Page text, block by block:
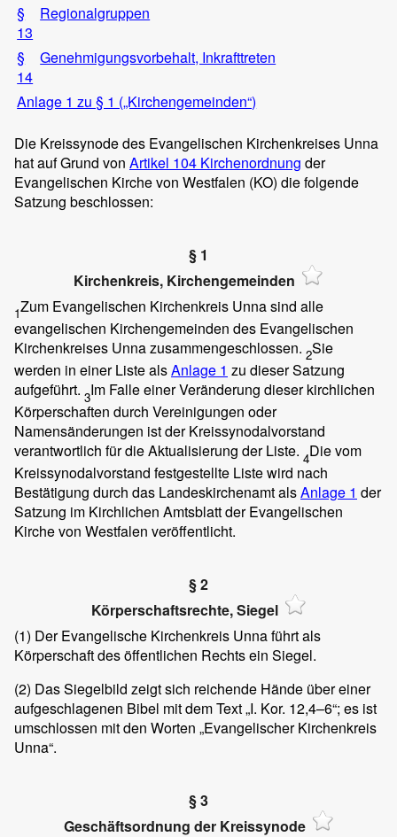
§
13
Regionalgruppen
§
14
Genehmigungsvorbehalt, Inkrafttreten
Anlage 1 zu § 1 („Kirchengemeinden“)
Die Kreissynode des Evangelischen Kirchenkreises Unna
hat auf Grund von Artikel 104 Kirchenordnung der
Evangelischen Kirche von Westfalen (KO) die folgende
Satzung beschlossen:
§ 1
Kirchenkreis, Kirchengemeinden
1Zum Evangelischen Kirchenkreis Unna sind alle
evangelischen Kirchengemeinden des Evangelischen
Kirchenkreises Unna zusammengeschlossen. 2Sie
werden in einer Liste alsAnlage 1 zu dieser Satzung
aufgeführt. 3Im Falle einer Veränderung dieser kirchlichen
Körperschaften durch Vereinigungen oder
Namensänderungen ist der Kreissynodalvorstand
verantwortlich für die Aktualisierung der Liste. 4Die vom
Kreissynodalvorstand festgestellte Liste wird nach
Bestätigung durch das Landeskirchenamt alsAnlage 1 der
Satzung im Kirchlichen Amtsblatt der Evangelischen
Kirche von Westfalen veröffentlicht.
§ 2
Körperschaftsrechte, Siegel
(1) Der Evangelische Kirchenkreis Unna führt als
Körperschaft des öffentlichen Rechts ein Siegel.
(2) Das Siegelbild zeigt sich reichende Hände über einer
aufgeschlagenen Bibel mit dem Text „I. Kor. 12,4–6“; es ist
umschlossen mit den Worten „Evangelischer Kirchenkreis
Unna“.
§ 3
Geschäftsordnung der Kreissynode